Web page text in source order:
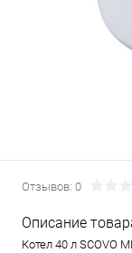
Отзывов: 0
Описание
Котел 40 л